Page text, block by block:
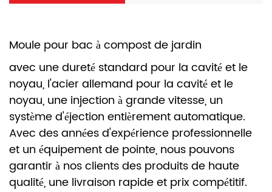
Moule pour bac à compost de jardin
avec une dureté standard pour la cavité et le
noyau, l'acier allemand pour la cavité et le
noyau, une injection à grande vitesse, un
système d'éjection entièrement automatique.
Avec des années d'expérience professionnelle
et un équipement de pointe, nous pouvons
garantir à nos clients des produits de haute
qualité, une livraison rapide et prix compétitif.